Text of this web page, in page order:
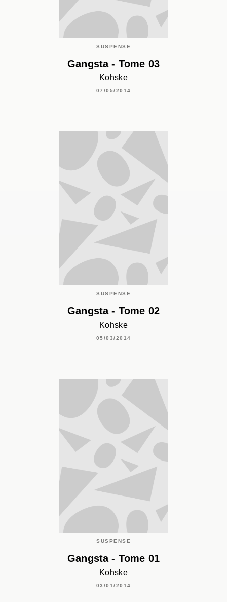
SUSPENSE
Gangsta - Tome 03
Kohske
07/05/2014
SUSPENSE
Gangsta - Tome 02
Kohske
05/03/2014
SUSPENSE
Gangsta - Tome 01
Kohske
03/01/2014